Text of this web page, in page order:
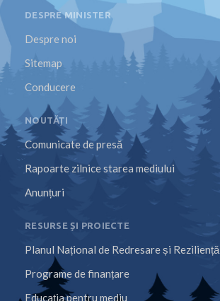
DESPRE MINISTER
Despre noi
Sitemap
Conducere
NOUTĂȚI
Comunicate de presă
Rapoarte zilnice starea mediului
Anunțuri
RESURSE ȘI PROIECTE
Planul Național de Redresare și Reziliență
Programe de finanțare
Educația pentru mediu